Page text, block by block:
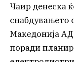
Чаир денеска
снабдувањето
Македонија
поради